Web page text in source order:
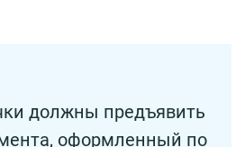
должны предъявить
оформленный по